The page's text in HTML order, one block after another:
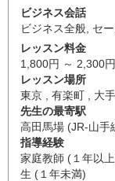
ビジネス会話
ビジネス全般 セ
レッスン料金
1,800円 ～ 2,300円
レッスン場所
東京 , 有楽町 , 大
先生の最寄駅
高田馬場 (JR-山
指導経験
家庭教師 (１年以
生 (１年未満)